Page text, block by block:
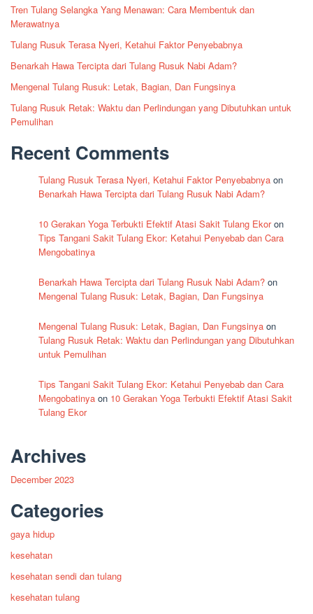
Tren Tulang Selangka Yang Menawan: Cara Membentuk dan
Merawatnya
Tulang Rusuk Terasa Nyeri, Ketahui Faktor Penyebabnya
Benarkah Hawa Tercipta dari Tulang Rusuk Nabi Adam?
Mengenal Tulang Rusuk: Letak, Bagian, Dan Fungsinya
Tulang Rusuk Retak: Waktu dan Perlindungan yang Dibutuhkan untuk
Pemulihan
Recent Comments
Tulang Rusuk Terasa Nyeri, Ketahui Faktor Penyebabnya on
Benarkah Hawa Tercipta dari Tulang Rusuk Nabi Adam?
10 Gerakan Yoga Terbukti Efektif Atasi Sakit Tulang Ekoron
Tips Tangani Sakit Tulang Ekor: Ketahui Penyebab dan Cara
Mengobatinya
Benarkah Hawa Tercipta dari Tulang Rusuk Nabi Adam? on
Mengenal Tulang Rusuk: Letak, Bagian, Dan Fungsinya
Mengenal Tulang Rusuk: Letak, Bagian, Dan Fungsinya on
Tulang Rusuk Retak: Waktu dan Perlindungan yang Dibutuhkan
untuk Pemulihan
Tips Tangani Sakit Tulang Ekor: Ketahui Penyebab dan Cara
Mengobatinya on 10 Gerakan Yoga Terbukti Efektif Atasi Sakit
Tulang Ekor
Archives
December 2023
Categories
gaya hidup
kesehatan
kesehatan sendi dan tulang
kesehatan tulang